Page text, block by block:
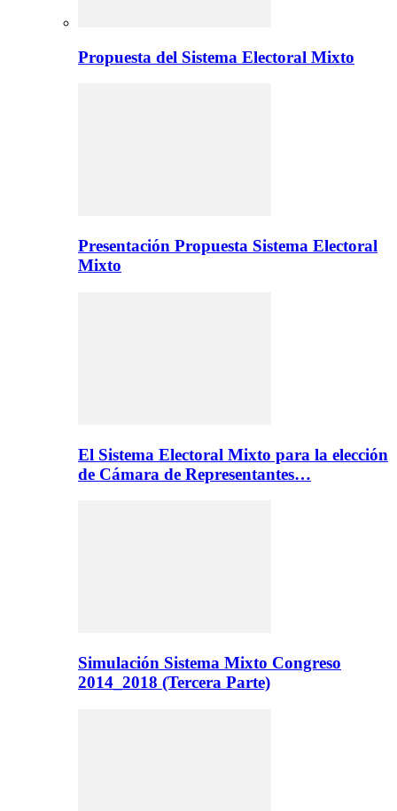
Propuesta del Sistema Electoral Mixto
Presentación Propuesta Sistema Electoral
Mixto
El Sistema Electoral Mixto para la elección
de Cámara de Representantes…
Simulación Sistema Mixto Congreso
2014_2018 (Tercera Parte)